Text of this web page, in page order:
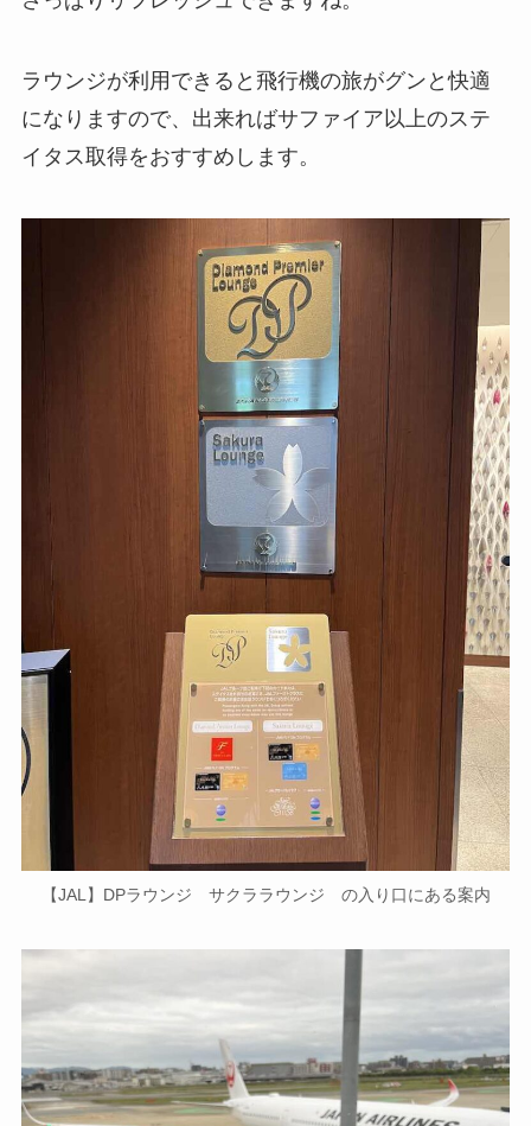
ラウンジが利用できると飛行機の旅がグンと快適
になりますので、出来ればサファイア以上のステ
イタス取得をおすすめします。
【JAL】DPラウンジ サクララウンジ の入り口にある案内